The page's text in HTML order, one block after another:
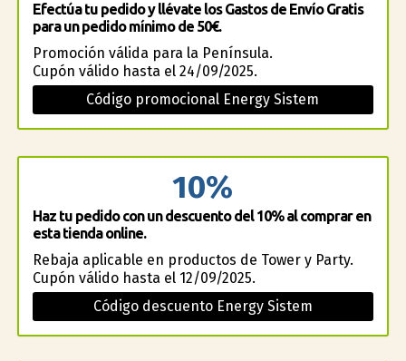
Efectúa tu pedido y llévate los Gastos de Envío Gratis
para un pedido mínimo de 50€.
Promoción válida para la Península.
Cupón válido hasta el 24/09/2025.
Código promocional Energy Sistem
10%
Haz tu pedido con un descuento del 10% al comprar en
esta tienda online.
Rebaja aplicable en productos de Tower y Party.
Cupón válido hasta el 12/09/2025.
Código descuento Energy Sistem